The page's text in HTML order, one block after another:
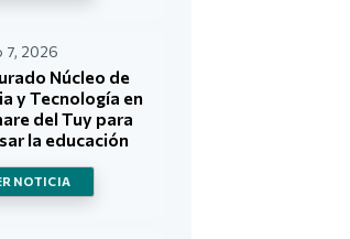
7, 2026
Núcleo de
y Tecnología en
del Tuy para
la educación
NOTICIA